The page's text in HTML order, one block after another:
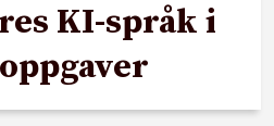
KI-språk i